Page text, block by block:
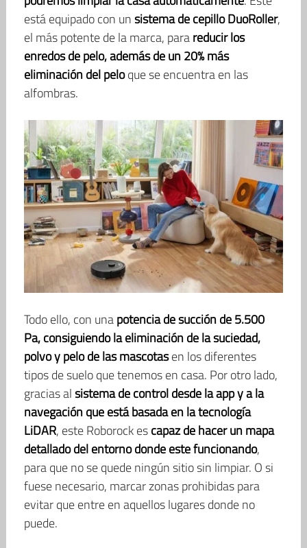
está equipado con unsistema de cepillo DuoRoller,
el más potente de la marca, parareducir los
enredos de pelo, además de un 20% más
eliminación del peloque se encuentra en las
alfombras.
Todo ello, con unapotencia de succión de 5.500
Pa, consiguiendo la eliminación de la suciedad,
polvo y pelo de las mascotasen los diferentes
tipos de suelo que tenemos en casa. Por otro lado,
gracias alsistema de control desde la app y a la
navegación que está basada en la tecnología
LiDAR, este Roborock escapaz de hacer un mapa
detallado del entorno donde este funcionando,
para que no se quede ningún sitio sin limpiar. O si
fuese necesario, marcar zonas prohibidas para
evitar que entre en aquellos lugares donde no
puede.